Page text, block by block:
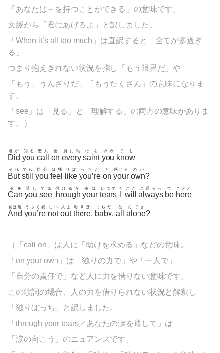
「あなたは～を持つことができる」の意味です。
文脈から「君にあげるよ」と訳しました。
「When it’s all too much」は直訳すると「全てが多過ぎ
る」
つまり抱えきれない状況を指し「もう限界だ」や
「もう、うんざりだ」「もうたくさん」の意味になりま
す。
「see」は「見る」と「理解する」の両方の意味がありま
す。
）
Did
君が
you
知る
call
聖人
on
全
every
員に助
saint
けを
you
求め
know
ても
But
それ
still
でも
you
自分
feel
は独
like
りぼ
you’re
っちだ
on
と
your
感じる
own
のか
?
Can
涙を
you
通し
see
て気
through
付けるか
your
俺は
tears
いつで も
will
ここ
always
に居るっ
be
て
here
ことと
And
君は違
you’re
うって愛
not
しい
out
人よ
there
独りぼ
, baby
っちだ
, all
な
alone
んてさ
?
（「call on」は人に「助けを求める」などの意味。
「on your own」は「独りの力で」や「一人で」
「自分の責任で」など人に力を借りない意味です。
この歌詞の場合、人の力を借りられない状況と解釈し
「独りぼっち」と訳しました。
「through your tears／あなたの涙を通して」は
「涙の向こう」のニュアンスです。